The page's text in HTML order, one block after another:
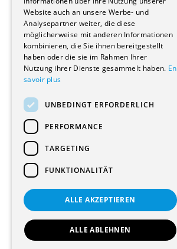
Wohnungen
Renovierungen
Innere Umbauten
Gastgewerbe und Tourismus
Verwaltungsgebäude und Geschäfte
Schuleinrichtungen
Medizinische Einrichtungen
Kultur - Sport - Freizeit
Industrie - Handwerk
Transport und Parkplätze
Diverse Bauten
© 2026 Alle Rechte vorbehalten
Allgemeine Bedingungen
Website auch an unsere Werbe- und
Analysepartner weiter, die diese
möglicherweise mit anderen Informationen
kombinieren, die Sie ihnen bereitgestellt
haben oder die sie im Rahmen Ihrer
Nutzung ihrer Dienste gesammelt haben. En
savoir plus
UNBEDINGT ERFORDERLICH
PERFORMANCE
TARGETING
FUNKTIONALITÄT
ALLE AKZEPTIEREN
ALLE ABLEHNEN